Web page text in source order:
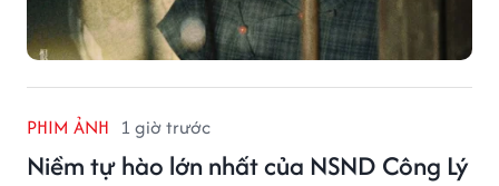
PHIM ẢNH 1 giờ trước
Niềm tự hào lớn nhất của NSND Công Lý